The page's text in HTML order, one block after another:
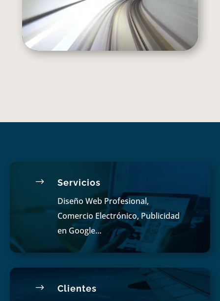
$ Servicios
Diseño Web Profesional,
Comercio Electrónico, Publicidad
en Google…
$ Clientes